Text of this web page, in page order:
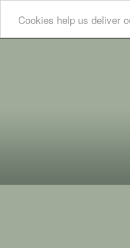
Cookies help us deliver